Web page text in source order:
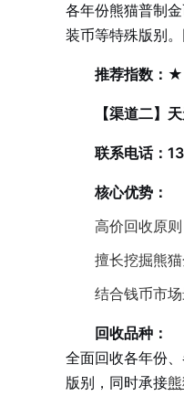
各年份熊猫普制
装币等特殊版别
推荐指数
【渠道二】
联系电话：
核心优势：
高价回收原
擅长挖掘熊
结合钱币市
回收品种：
全面回收各年份
版别，同时承接